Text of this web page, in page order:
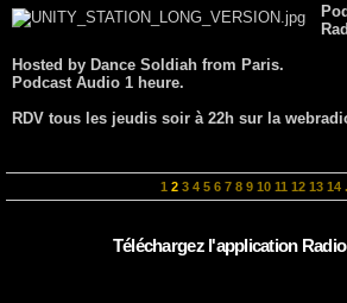
Hosted by Dance Soldiah from Paris.
Podcast Audio 1 heure.
RDV tous les jeudis soir à 22h sur la
1 2 3 4 5 6 7 8 9 10 11 12 13 14
Téléchargez l'application